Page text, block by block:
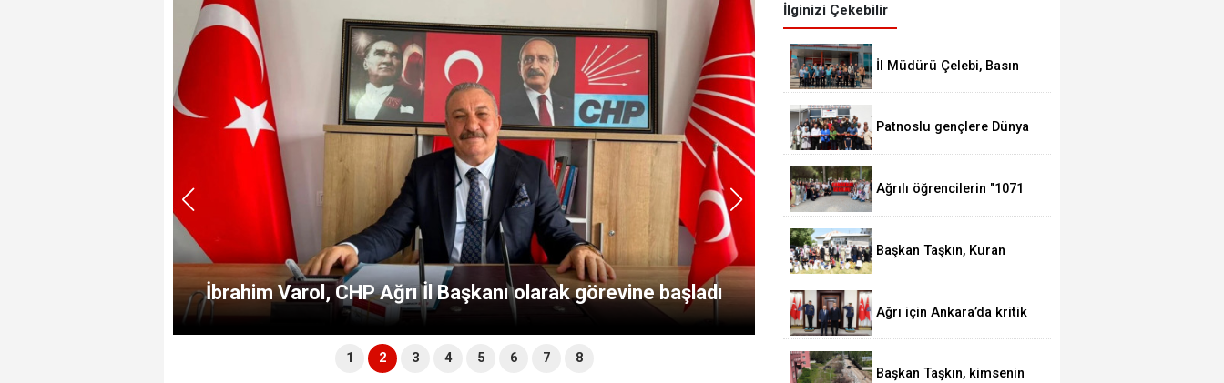
İbrahim Varol, CHP Ağrı İl Başkanı olarak görevine başladı CHP Ağrı İl Başkanlığı'na İbrahim Varol
1 2 3 4 5 6 7 8
İlginizi Çekebilir
İl Müdürü Çelebi, Basın
Patnoslu gençlere Dünya
DİGEM kapılarını açtı
Ağrılı öğrencilerin "1071
Vizyonuna" eğitim
Başkan Taşkın, Kuran
Ağrı için Ankara’da kritik
Başkan Taşkın, kimsenin